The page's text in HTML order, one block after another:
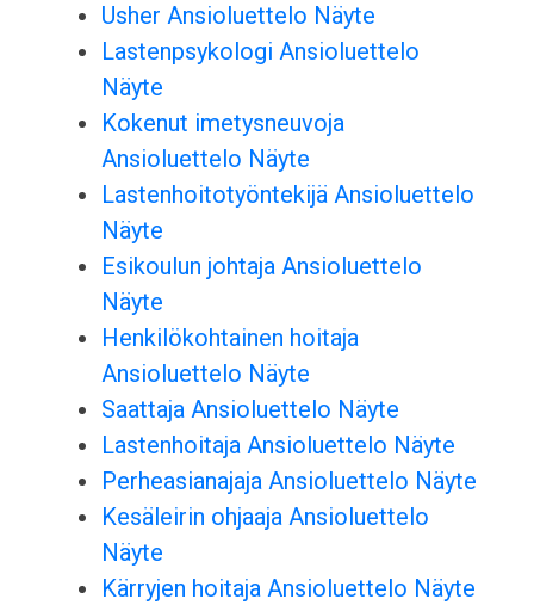
Usher Ansioluettelo Näyte
Lastenpsykologi Ansioluettelo
Näyte
Kokenut imetysneuvoja
Ansioluettelo Näyte
Lastenhoitotyöntekijä Ansioluettelo
Näyte
Esikoulun johtaja Ansioluettelo
Näyte
Henkilökohtainen hoitaja
Ansioluettelo Näyte
Saattaja Ansioluettelo Näyte
Lastenhoitaja Ansioluettelo Näyte
Perheasianajaja Ansioluettelo Näyte
Kesäleirin ohjaaja Ansioluettelo
Näyte
Kärryjen hoitaja Ansioluettelo Näyte